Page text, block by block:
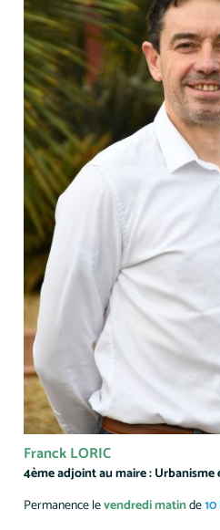
Franck LORIC
4ème adjoint au maire :
Permanence levendredi matinde